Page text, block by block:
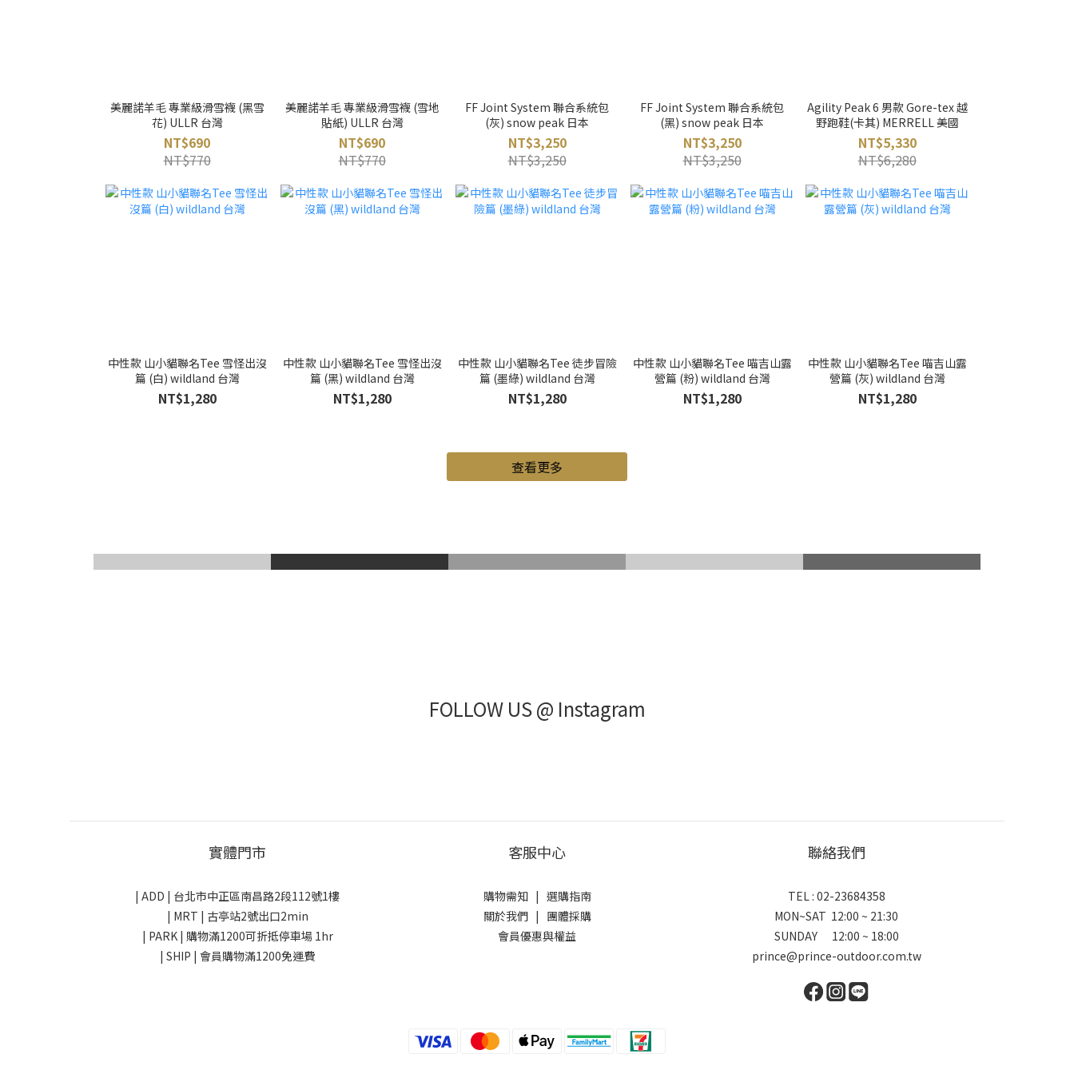
美麗諾羊毛 專業級滑雪襪 (黑雪
花) ULLR 台灣
NT$690
NT$770
美麗諾羊毛 專業級滑雪襪 (雪地
貼紙) ULLR 台灣
NT$690
NT$770
FF Joint System 聯合系統包
(灰) snow peak 日本
NT$3,250
NT$3,250
FF Joint System 聯合系統包
(黑) snow peak 日本
NT$3,250
NT$3,250
Agility Peak 6 男款 Gore-tex 越
野跑鞋(卡其) MERRELL 美國
NT$5,330
NT$6,280
中性款 山小貓聯名Tee 雪怪出沒
篇 (白) wildland 台灣
NT$1,280
中性款 山小貓聯名Tee 雪怪出沒
篇 (黑) wildland 台灣
NT$1,280
中性款 山小貓聯名Tee 徒步冒險
篇 (墨綠) wildland 台灣
NT$1,280
中性款 山小貓聯名Tee 喵吉山露
營篇 (粉) wildland 台灣
NT$1,280
中性款 山小貓聯名Tee 喵吉山露
營篇 (灰) wildland 台灣
NT$1,280
查看更多
滑雪風鏡 登山鞋 Gore-Tex 登山杖 滑雪護具
FOLLOW US @ Instagram
實體門市
| ADD | 台北市中正區南昌路2段112號1樓
| MRT | 古亭站2號出口2min
| PARK | 購物滿1200可折抵停車場 1hr
| SHIP | 會員購物滿1200免運費
客服中心
購物需知| 選購指南
關於我們| 團體採購
會員優惠與權益
聯絡我們
TEL : 02-23684358
MON~SAT 12:00 ~ 21:30
SUNDAY 12:00 ~ 18:00
prince@prince-outdoor.com.tw